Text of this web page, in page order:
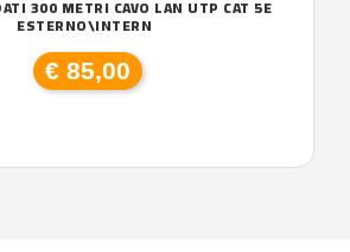
300 METRI CAVO LAN UTP CAT 5E
ESTERNO\INTERN
€ 85,00